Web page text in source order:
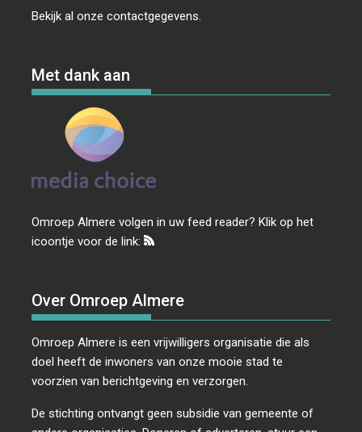
Bekijk al onzecontactgegevens
Met dank aan
Omroep Almere volgen in uw feed reader? Klik op het
icoontje voor de link:
Over Omroep Almere
Omroep Almere is een vrijwilligers organisatie die als
doel heeft de inwoners van onze mooie stad te
voorzien van berichtgeving en verzorgen.
De stichting ontvangt geen subsidie van gemeente of